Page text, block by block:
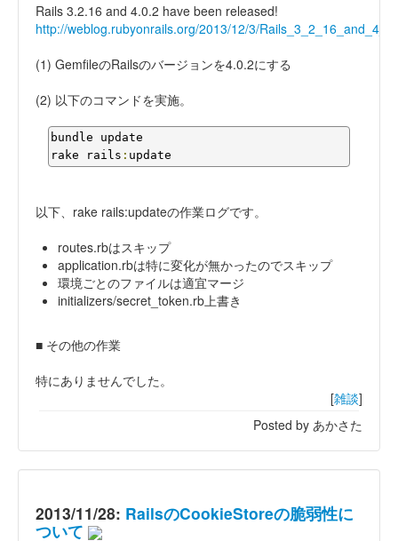
Rails 3.2.16 and 4.0.2 have been released!
http://weblog.rubyonrails.org/2013/12/3/
(1) GemfileのRailsのバージョンを4.0.2にする
(2) 以下のコマンドを実施。
bundle update
rake rails : update
以下、rake rails:updateの作業ログです。
routes.rbはスキップ
application.rbは特に変化が無かったのでスキップ
環境ごとのファイルは適宜マージ
initializers/secret_token.rb上書き
■ その他の作業
特にありませんでした。
[雑談]
Posted by あかさた
2013/11/28: RailsのCookieStoreの脆弱性に
ついて